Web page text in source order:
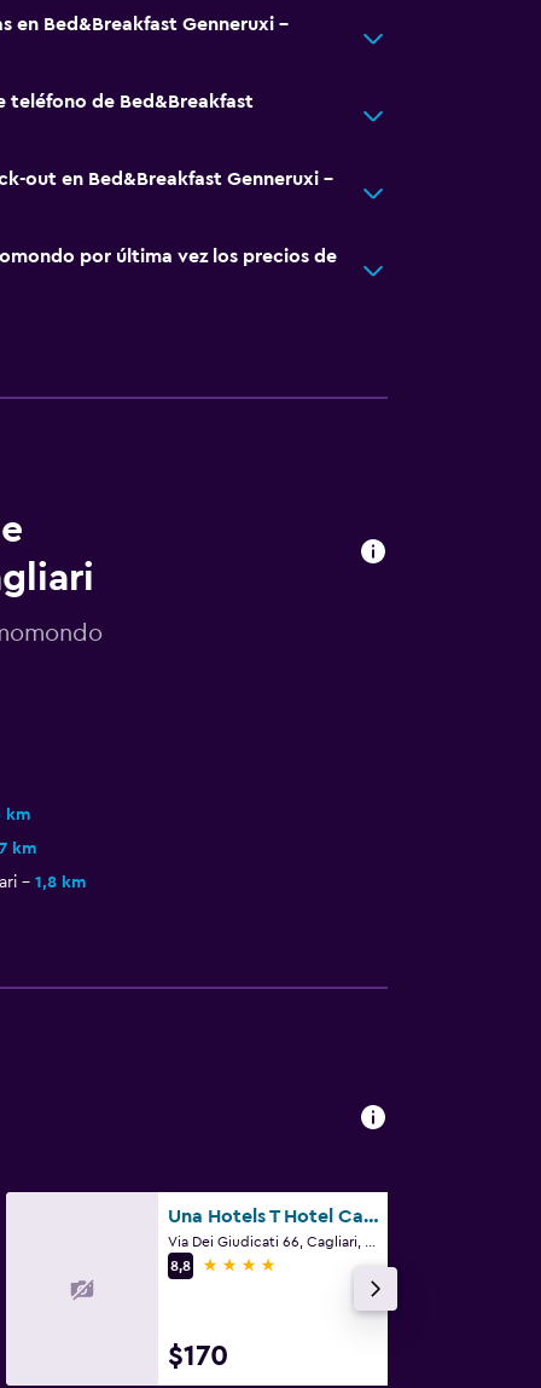
en Bed&Breakfast Genneruxi -
teléfono de Bed&Breakfast
out en Bed&Breakfast Genneruxi -
por última vez los precios de
km
km
1,8 km
Una Hotels T Hotel Cagliari
8,8
4 estrellas
$170